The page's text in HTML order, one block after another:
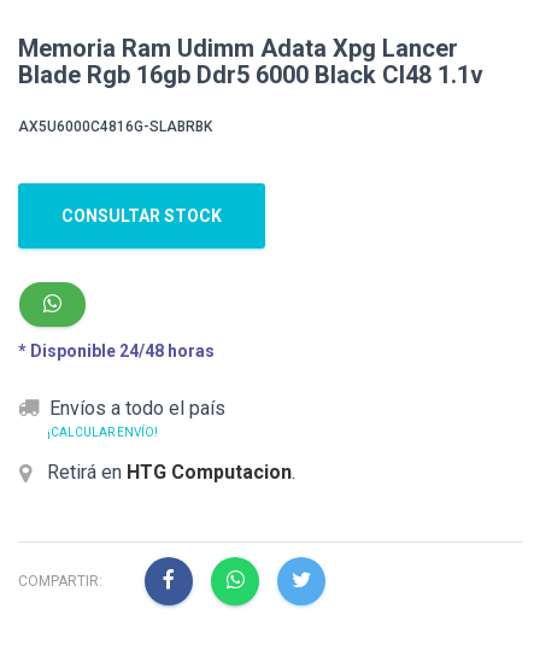
Memoria Ram Udimm Adata Xpg Lancer
Blade Rgb 16gb Ddr5 6000 Black Cl48 1.1v
AX5U6000C4816G-SLABRBK
CONSULTAR STOCK
* Disponible 24/48 horas
Envíos a todo el país
¡CALCULAR ENVÍO!
Retirá en HTG Computacion.
COMPARTIR: